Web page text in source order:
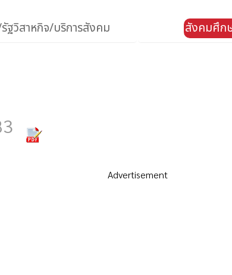
ฐวิสาหกิจ/บริการสังคม สังคมศึก
Advertisement